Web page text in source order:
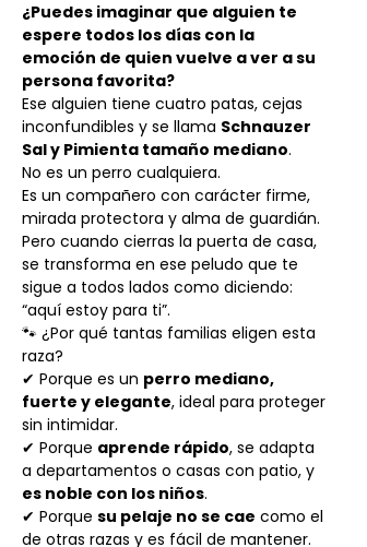
¿Puedes imaginar que alguien te
espere todos los días con la
emoción de quien vuelve a ver a su
persona favorita?
Ese alguien tiene cuatro patas, cejas
inconfundibles y se llama Schnauzer
Sal y Pimienta tamaño mediano.
No es un perro cualquiera.
Es un compañero con carácter firme,
mirada protectora y alma de guardián.
Pero cuando cierras la puerta de casa,
se transforma en ese peludo que te
sigue a todos lados como diciendo:
“aquí estoy para ti”.
🐾 ¿Por qué tantas familias eligen esta
raza?
✔ Porque es un perro mediano,
fuerte y elegante, ideal para proteger
sin intimidar.
✔ Porque aprende rápido, se adapta
a departamentos o casas con patio, y
es noble con los niños.
✔ Porque su pelaje no se cae como el
de otras razas y es fácil de mantener.